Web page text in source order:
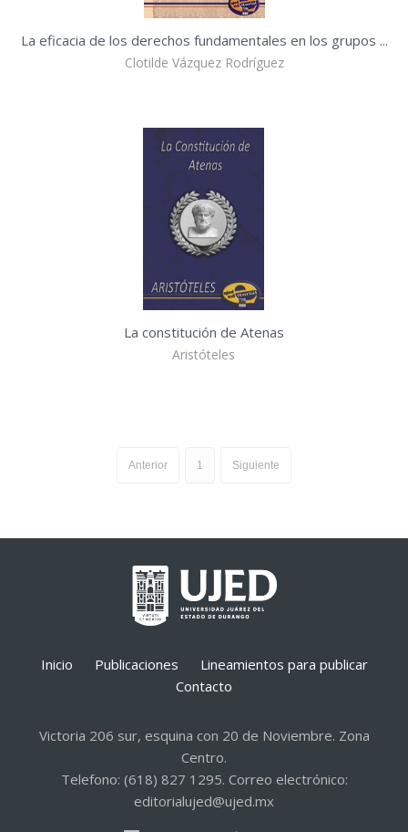
La eficacia de los derechos fundamentales en los grupos ...
Clotilde Vázquez Rodríguez
La constitución de Atenas
Aristóteles
Anterior 1 Siguiente
Inicio Publicaciones
Lineamientos para publicar
Contacto
Victoria 206 sur, esquina con 20 de Noviembre. Zona
Centro.
Telefono: (618) 827 1295. Correo electrónico:
editorialujed@ujed.mx